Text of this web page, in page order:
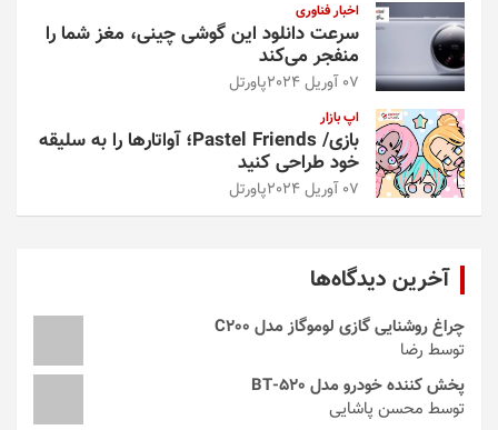
اخبار فناوری
سرعت دانلود این گوشی چینی، مغز شما را
منفجر می‌کند
07 آوریل 2024 پاورتل
اپ بازار
بازی/ Pastel Friends؛ آواتارها را به سلیقه
خود طراحی کنید
07 آوریل 2024 پاورتل
آخرین دیدگاه‌ها
چراغ روشنایی گازی لوموگاز مدل C200
توسط رضا
پخش کننده خودرو مدل 520-BT
توسط محسن پاشایی